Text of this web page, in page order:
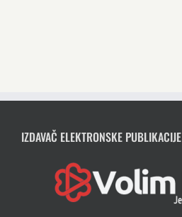
IZDAVAČ ELEKTRONSKE PUBLIKACIJE